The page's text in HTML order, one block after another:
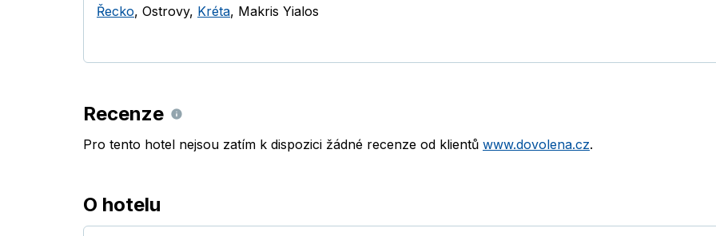
Řecko, Ostrovy, Kréta, Makris Yialos
Recenze
Pro tento hotel nejsou zatím k dispozici žádné recenze od klientů www.dovolena.cz.
O hotelu